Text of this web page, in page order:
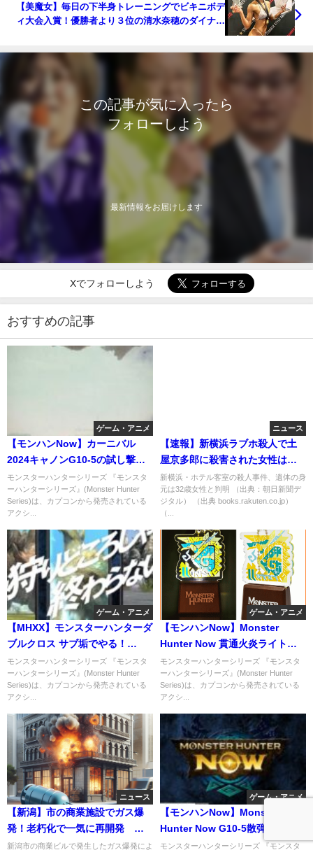
【美魔女】毎日の下半身トレーニングでビキニボデ
ィ大会入賞！優勝者より３位の清水奈穂のダイナマ
この記事が気に入ったら
フォローしよう
最新情報をお届けします
Xでフォローしよう
おすすめの記事
ゲーム・アニメ
【モンハンNow】カーニバル
2024キャノンG10-5の試し撃ち
(倒せません)
モンスターハンターシリーズ 『モンスタ
ーハンターシリーズ』(Monster Hunter
Series)は、カプコンから発売されている
アクシ...
ニュース
【速報】新横浜ラブホ殺人で土
屋京多郎に殺害された女性は何
と元AKB48の増田有華だっ
た！？
新横浜・ホテル客室の殺人事件、遺体の身
元は32歳女性と判明 （出典：朝日新聞デ
ジタル） （出典 books.rakuten.co.jp）
（...
ゲーム・アニメ
【MHXX】モンスターハンターダ
ブルクロス サブ垢でやる！
switch版
モンスターハンターシリーズ 『モンスタ
ーハンターシリーズ』(Monster Hunter
Series)は、カプコンから発売されている
アクシ...
ゲーム・アニメ
【モンハンNow】Monster
Hunter Now 貫通火炎ライトボ
ウガン装備がウケるｗ
モンスターハンターシリーズ 『モンスタ
ーハンターシリーズ』(Monster Hunter
Series)は、カプコンから発売されている
アクシ...
ニュース
【新潟】市の商業施設でガス爆
発！老朽化で一気に再開発 地
上げ屋か？ 2人けが
新潟市の商業ビルで発生したガス爆発によ
ゲーム・アニメ
【モンハンNow】Monster
Hunter Now G10-5散弾7発の威
力がバグすぎ全破壊
モンスターハンターシリーズ 『モンスタ